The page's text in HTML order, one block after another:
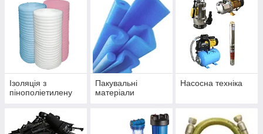
Ізоляція з
пінополіетилену
Пакувальні
матеріали
Насосна техніка